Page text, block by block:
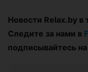
Новости Relax.by в
Следите за нами в
подписывайтесь